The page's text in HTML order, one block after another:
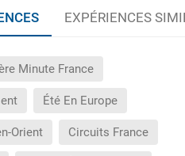
EXPÉRIENCES
Minute France
Été En Europe
Orient Circuits France